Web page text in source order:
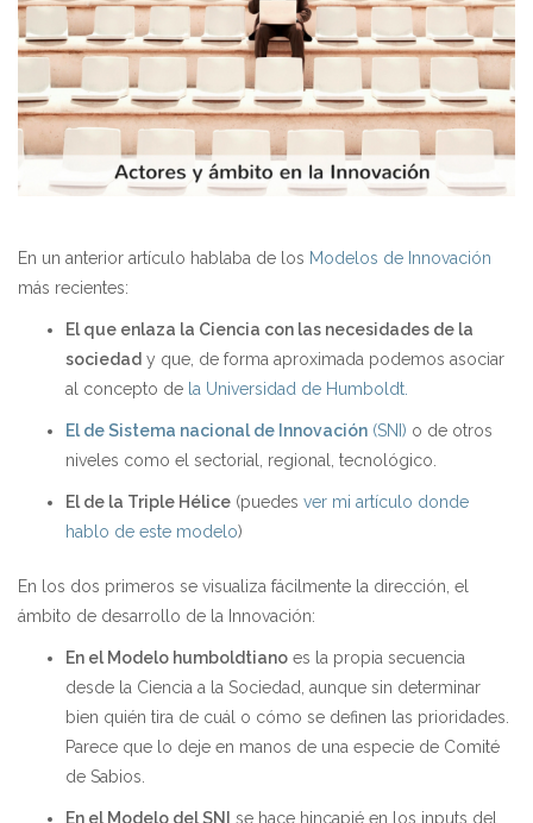
En un anterior artículo hablaba de los Modelos de Innovación
más recientes:
El que enlaza la Ciencia con las necesidades de la
sociedad y que, de forma aproximada podemos asociar
al concepto de la Universidad de Humboldt.
El de Sistema nacional de Innovación (SNI) o de otros
niveles como el sectorial, regional, tecnológico.
El de la Triple Hélice (puedes ver mi artículo donde
hablo de este modelo)
En los dos primeros se visualiza fácilmente la dirección, el
ámbito de desarrollo de la Innovación:
En el Modelo humboldtiano es la propia secuencia
desde la Ciencia a la Sociedad, aunque sin determinar
bien quién tira de cuál o cómo se definen las prioridades.
Parece que lo deje en manos de una especie de Comité
de Sabios.
En el Modelo del SNI
se hace hincapié en los inputs del